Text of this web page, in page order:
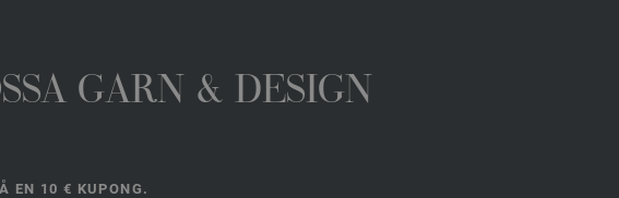
GARN & DESIGN
EN 10 € KUPONG.